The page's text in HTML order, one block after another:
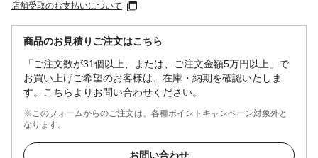
店舗受取のお支払いについて
商品のお見積りご注文はこちら
「ご注文数が31個以上、または、ご注文金額5万円以上」で
お買い上げご希望のお客様は、在庫・納期を確認いたしま
す。こちらよりお問い合わせください。
※このフォームからのご注文は、各種ポイントキャンペーン対象外と
なります。
お問い合わせ